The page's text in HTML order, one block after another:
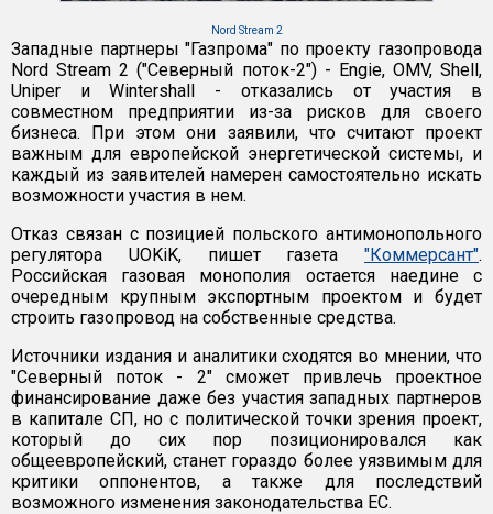
Nord Stream 2
Западные партнеры "Газпрома" по проекту газопровода
Nord Stream 2 ("Северный поток-2") - Engie, OMV, Shell,
Uniper и Wintershall - отказались от участия в
совместном предприятии из-за рисков для своего
бизнеса. При этом они заявили, что считают проект
важным для европейской энергетической системы, и
каждый из заявителей намерен самостоятельно искать
возможности участия в нем.
Отказ связан с позицией польского антимонопольного
регулятора UOKiK, пишет газета "Коммерсант".
Российская газовая монополия остается наедине с
очередным крупным экспортным проектом и будет
строить газопровод на собственные средства.
Источники издания и аналитики сходятся во мнении, что
"Северный поток - 2" сможет привлечь проектное
финансирование даже без участия западных партнеров
в капитале СП, но с политической точки зрения проект,
который до сих пор позиционировался как
общеевропейский, станет гораздо более уязвимым для
критики оппонентов, а также для последствий
возможного изменения законодательства ЕС.